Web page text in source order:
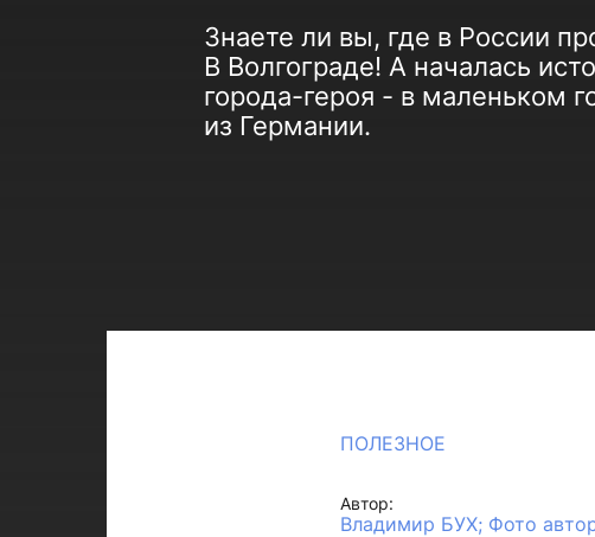
Знаете ли вы, где в России
В Волгограде! А началась
города-героя - в маленьком
из Германии.
ПОЛЕЗНОЕ
Автор:
Владимир БУХ; Фото